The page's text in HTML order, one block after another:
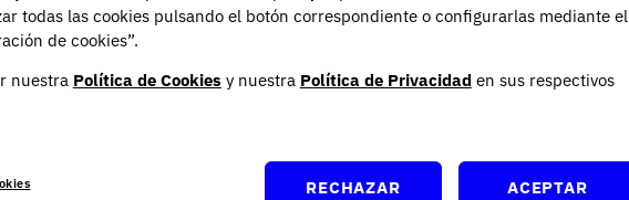
a todas horas ni de llenar la mesa de apuntes y
y días de bloqueo total, donde uno no sabe ni
Y en medio de tanta presión, es muy fácil caer
no tienen que ver con lo listo que seas, sino con
todas las cookies pulsando el botón correspondiente o configurarlas mediante el
de cookies”.
nuestra Política de Cookies y nuestra Política de Privacidad en sus respectivos
RECHAZAR ACEPTAR